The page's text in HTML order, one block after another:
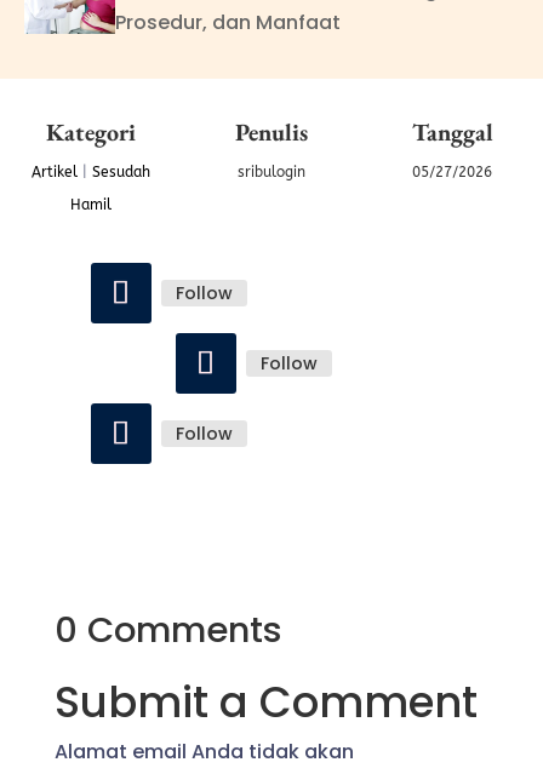
Prosedur, dan Manfaat
Kategori
Artikel| Sesudah
Hamil
Penulis
sribulogin
Tanggal
05/27/2026
Follow
Follow
Follow
0 Comments
Submit a Comment
Alamat email Anda tidak akan